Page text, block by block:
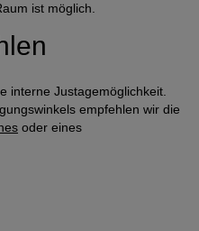
ist möglich.
interne Justagemöglichkeit.
empfehlen wir die
oder eines